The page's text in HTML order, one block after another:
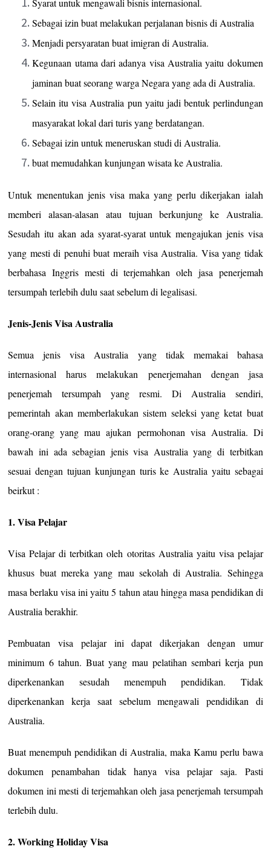
Syarat untuk mengawali bisnis internasional.
Sebagai izin buat melakukan perjalanan bisnis di Australia
Menjadi persyaratan buat imigran di Australia.
Kegunaan utama dari adanya visa Australia yaitu dokumen
jaminan buat seorang warga Negara yang ada di Australia.
Selain itu visa Australia pun yaitu jadi bentuk perlindungan
masyarakat lokal dari turis yang berdatangan.
Sebagai izin untuk meneruskan studi di Australia.
buat memudahkan kunjungan wisata ke Australia.
Untuk menentukan jenis visa maka yang perlu dikerjakan ialah
memberi alasan-alasan atau tujuan berkunjung ke Australia.
Sesudah itu akan ada syarat-syarat untuk mengajukan jenis visa
yang mesti di penuhi buat meraih visa Australia. Visa yang tidak
berbahasa Inggris mesti di terjemahkan oleh jasa penerjemah
tersumpah terlebih dulu saat sebelum di legalisasi.
Jenis-Jenis Visa Australia
Semua jenis visa Australia yang tidak memakai bahasa
internasional harus melakukan penerjemahan dengan jasa
penerjemah tersumpah yang resmi. Di Australia sendiri,
pemerintah akan memberlakukan sistem seleksi yang ketat buat
orang-orang yang mau ajukan permohonan visa Australia. Di
bawah ini ada sebagian jenis visa Australia yang di terbitkan
sesuai dengan tujuan kunjungan turis ke Australia yaitu sebagai
beirkut :
1. Visa Pelajar
Visa Pelajar di terbitkan oleh otoritas Australia yaitu visa pelajar
khusus buat mereka yang mau sekolah di Australia. Sehingga
masa berlaku visa ini yaitu 5 tahun atau hingga masa pendidikan di
Australia berakhir.
Pembuatan visa pelajar ini dapat dikerjakan dengan umur
minimum 6 tahun. Buat yang mau pelatihan sembari kerja pun
diperkenankan sesudah menempuh pendidikan. Tidak
diperkenankan kerja saat sebelum mengawali pendidikan di
Australia.
Buat menempuh pendidikan di Australia, maka Kamu perlu bawa
dokumen penambahan tidak hanya visa pelajar saja. Pasti
dokumen ini mesti di terjemahkan oleh jasa penerjemah tersumpah
terlebih dulu.
2. Working Holiday Visa